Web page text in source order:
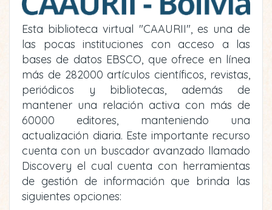
Esta biblioteca virtual "CAAURII", es una de
las pocas instituciones con acceso a las
bases de datos EBSCO, que ofrece en línea
más de 282000 artículos científicos, revistas,
periódicos y bibliotecas, además de
mantener una relación activa con más de
60000 editores, manteniendo una
actualización diaria. Este importante recurso
cuenta con un buscador avanzado llamado
Discovery el cual cuenta con herramientas
de gestión de información que brinda las
siguientes opciones: